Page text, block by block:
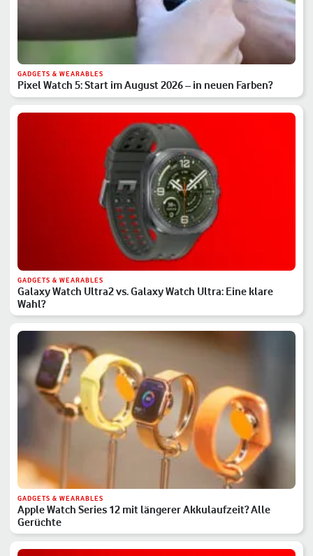
GADGETS & WEARABLES
Pixel Watch 5: Start im August 2026 – in neuen Farben?
GADGETS & WEARABLES
Galaxy Watch Ultra2 vs. Galaxy Watch Ultra: Eine klare
Wahl?
GADGETS & WEARABLES
Apple Watch Series 12 mit längerer Akkulaufzeit? Alle
Gerüchte